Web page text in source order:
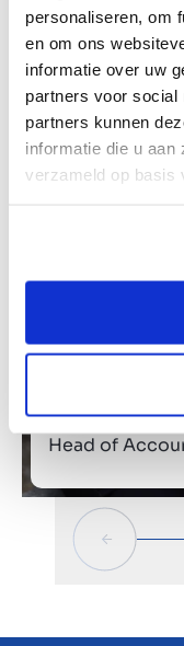
personaliseren, om
en om ons
informatie over uw
partners voor social
partners kunnen
informatie die u aan
verzameld op basis
Linda Blom
Head of